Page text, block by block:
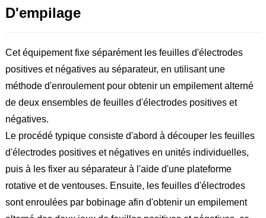
D'empilage
Cet équipement fixe séparément les feuilles d'électrodes
positives et négatives au séparateur, en utilisant une
méthode d'enroulement pour obtenir un empilement alterné
de deux ensembles de feuilles d'électrodes positives et
négatives.
Le procédé typique consiste d'abord à découper les feuilles
d'électrodes positives et négatives en unités individuelles,
puis à les fixer au séparateur à l'aide d'une plateforme
rotative et de ventouses. Ensuite, les feuilles d'électrodes
sont enroulées par bobinage afin d'obtenir un empilement